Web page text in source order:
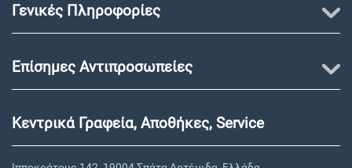
Γενικές Πληροφορίες
Επίσημες Αντιπροσωπείες
Κεντρικά Γραφεία, Αποθήκες, Service